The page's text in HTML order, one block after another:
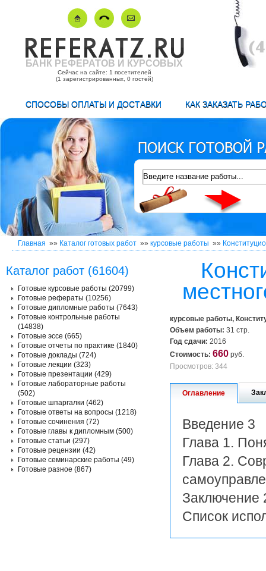
БАНК РЕФЕРАТОВ И КУРСОВЫХ
Сейчас на сайте: 1 посетителей
(1 зарегистрированных, 0 гостей)
СПОСОБЫ ОПЛАТЫ И ДОСТАВКИ КАК ЗАКАЗАТЬ
Главная »» Каталог готовых работ »» курсовые работы »»
курсовые работы,
Объем работы: 31 стр.
Год сдачи: 2016
Стоимость: 660 руб.
Просмотров: 344
Оглавление
Введение 3
Глава 1.
Глава 2.
Заключение
Список
Каталог работ (61604)
Готовые курсовые работы (20799)
Готовые рефераты (10256)
Готовые дипломные работы (7643)
Готовые контрольные работы
(14838)
Готовые эссе (665)
Готовые отчеты по практике (1840)
Готовые доклады (724)
Готовые лекции (323)
Готовые презентации (429)
Готовые лабораторные работы
(502)
Готовые шпаргалки (462)
Готовые ответы на вопросы (1218)
Готовые сочинения (72)
Готовые главы к дипломным (500)
Готовые статьи (297)
Готовые рецензии (42)
Готовые семинарские работы (49)
Готовые разное (867)